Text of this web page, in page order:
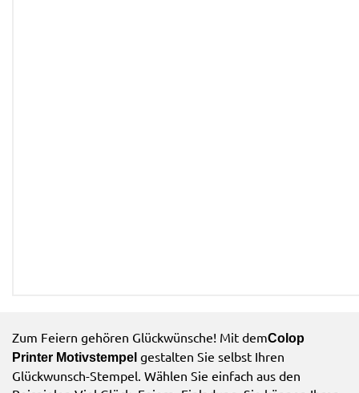
Zum Feiern gehören Glückwünsche! Mit demColop
Printer Motivstempel gestalten Sie selbst Ihren
Glückwunsch-Stempel. Wählen Sie einfach aus den